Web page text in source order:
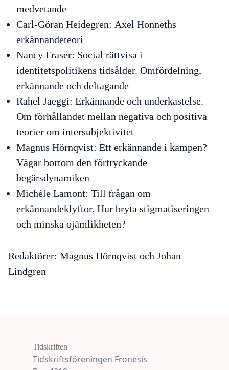
medvetande
Carl-Göran Heidegren: Axel Honneths
erkännandeteori
Nancy Fraser: Social rättvisa i
identitetspolitikens tidsålder. Omfördelning,
erkännande och deltagande
Rahel Jaeggi: Erkännande och underkastelse.
Om förhållandet mellan negativa och positiva
teorier om intersubjektivitet
Magnus Hörnqvist: Ett erkännande i kampen?
Vägar bortom den förtryckande
begärsdynamiken
Michèle Lamont: Till frågan om
erkännandeklyftor. Hur bryta stigmatiseringen
och minska ojämlikheten?
Redaktörer: Magnus Hörnqvist och Johan
Lindgren
Tidskriften
Tidskriftsföreningen Fronesis